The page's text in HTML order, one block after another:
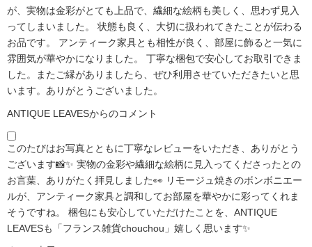
が、実物は金彩がとても上品で、繊細な絵柄も美しく、思わず見入
ってしまいました。 状態も良く、大切に扱われてきたことが伝わる
お品です。 アンティーク家具とも相性が良く、部屋に飾ると一気に
雰囲気が華やかになりました。 丁寧な梱包で安心してお取引できま
した。またご縁がありましたら、ぜひ利用させていただきたいと思
います。ありがとうございました。
ANTIQUE LEAVESからのコメント
このたびはお写真とともに丁寧なレビューをいただき、ありがとう
ございます📸✨ 実物の金彩や繊細な絵柄に見入ってくださったとの
お言葉、ありがたく拝見しました👀 リモージュ焼きのボンボニエー
ルが、アンティーク家具と調和してお部屋を華やかに彩ってくれま
そうですね。 梱包にも安心していただけたことを、ANTIQUE
LEAVESも「フランス雑貨chouchou」嬉しく思います✨